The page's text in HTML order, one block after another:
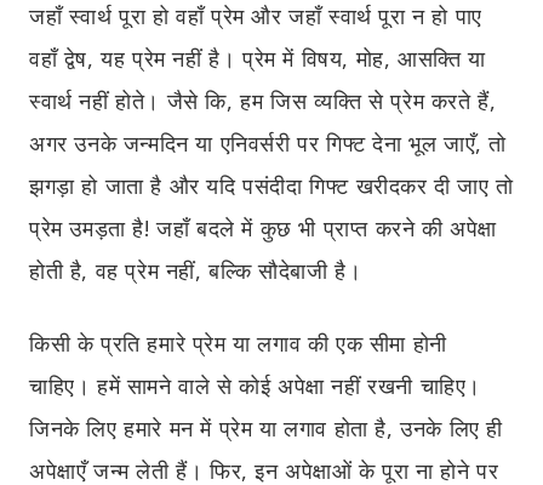
जहाँ स्वार्थ पूरा हो वहाँ प्रेम और जहाँ स्वार्थ पूरा न हो पाए
वहाँ द्वेष, यह प्रेम नहीं है। प्रेम में विषय, मोह, आसक्ति या
स्वार्थ नहीं होते। जैसे कि, हम जिस व्यक्ति से प्रेम करते हैं,
अगर उनके जन्मदिन या एनिवर्सरी पर गिफ्ट देना भूल जाएँ, तो
झगड़ा हो जाता है और यदि पसंदीदा गिफ्ट खरीदकर दी जाए तो
प्रेम उमड़ता है! जहाँ बदले में कुछ भी प्राप्त करने की अपेक्षा
होती है, वह प्रेम नहीं, बल्कि सौदेबाजी है।
किसी के प्रति हमारे प्रेम या लगाव की एक सीमा होनी
चाहिए। हमें सामने वाले से कोई अपेक्षा नहीं रखनी चाहिए।
जिनके लिए हमारे मन में प्रेम या लगाव होता है, उनके लिए ही
अपेक्षाएँ जन्म लेती हैं। फिर, इन अपेक्षाओं के पूरा ना होने पर